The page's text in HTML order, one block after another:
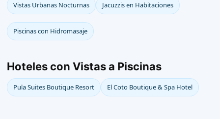
Vistas Urbanas Nocturnas Jacuzzis en Habitaciones
Piscinas con Hidromasaje
Hoteles con Vistas a Piscinas
Pula Suites Boutique Resort El Coto Boutique & Spa Hotel